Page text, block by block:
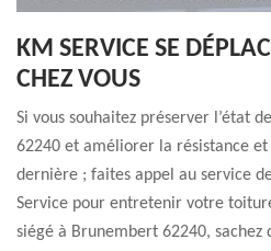
KM SERVICE SE
CHEZ VOUS
Si vous souhaitez préserver l’état
62240 et améliorer la résistance
dernière ; faites appel au service
Service pour entretenir votre
siégé à Brunembert 62240, sachez